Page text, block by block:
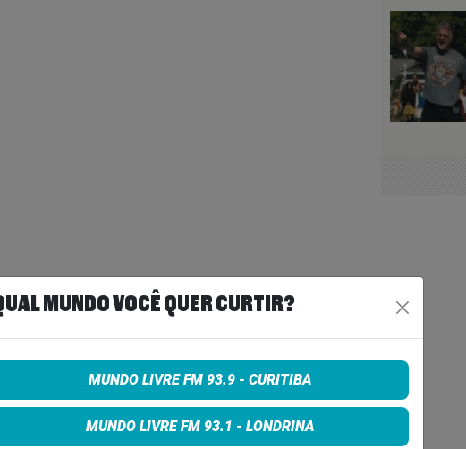
MUNDO VOCÊ QUER CURTIR?
MUNDO LIVRE FM 93.9 - CURITIBA
MUNDO LIVRE FM 93.1 - LONDRINA